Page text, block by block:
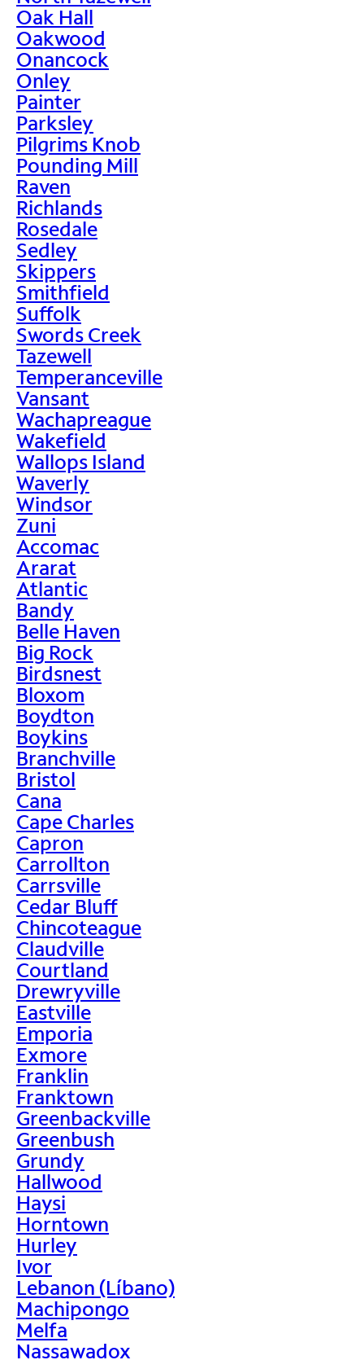
Oak Hall
Oakwood
Onancock
Onley
Painter
Parksley
Pilgrims Knob
Pounding Mill
Raven
Richlands
Rosedale
Sedley
Skippers
Smithfield
Suffolk
Swords Creek
Tazewell
Temperanceville
Vansant
Wachapreague
Wakefield
Wallops Island
Waverly
Windsor
Zuni
Accomac
Ararat
Atlantic
Bandy
Belle Haven
Big Rock
Birdsnest
Bloxom
Boydton
Boykins
Branchville
Bristol
Cana
Cape Charles
Capron
Carrollton
Carrsville
Cedar Bluff
Chincoteague
Claudville
Courtland
Drewryville
Eastville
Emporia
Exmore
Franklin
Franktown
Greenbackville
Greenbush
Grundy
Hallwood
Haysi
Horntown
Hurley
Ivor
Lebanon (Líbano)
Machipongo
Melfa
Nassawadox